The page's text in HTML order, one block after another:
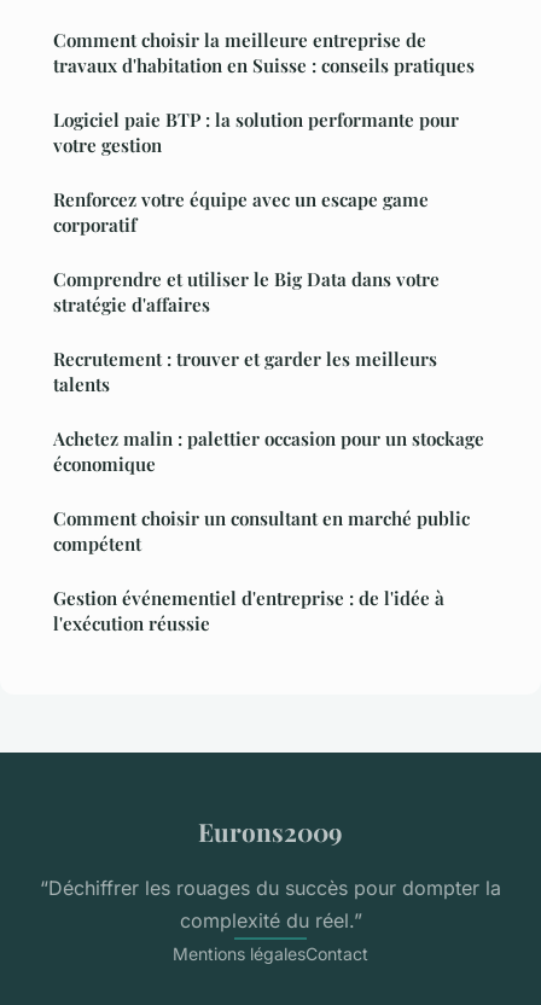
Comment choisir la meilleure entreprise de
travaux d'habitation en Suisse : conseils pratiques
Logiciel paie BTP : la solution performante pour
votre gestion
Renforcez votre équipe avec un escape game
corporatif
Comprendre et utiliser le Big Data dans votre
stratégie d'affaires
Recrutement : trouver et garder les meilleurs
talents
Achetez malin : palettier occasion pour un stockage
économique
Comment choisir un consultant en marché public
compétent
Gestion événementiel d'entreprise : de l'idée à
l'exécution réussie
Eurons2009
“Déchiffrer les rouages du succès pour dompter la
complexité du réel.”
Mentions légalesContact